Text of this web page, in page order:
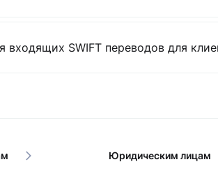
входящих SWIFT переводов для
Юридическим лицам